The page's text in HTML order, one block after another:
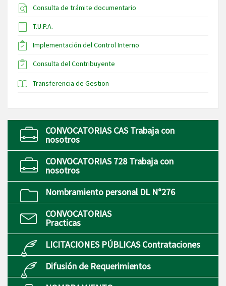
Consulta de trámite documentario
T.U.P.A.
Implementación del Control Interno
Consulta del Contribuyente
Transferencia de Gestion
CONVOCATORIAS CAS Trabaja con
nosotros
CONVOCATORIAS 728 Trabaja con
nosotros
Nombramiento personal DL N°276
CONVOCATORIAS
Practicas
LICITACIONES PÚBLICAS Contrataciones
Difusión de Requerimientos